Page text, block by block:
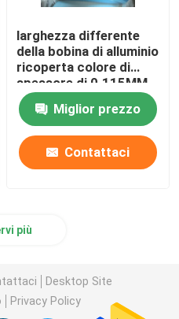
larghezza differente
della bobina di alluminio
ricoperta colore di
spessore di 0.115MM
con rivestimento
idrofoboMiglior prezzo
Contattaci
più
Desktop Site
Privacy Policy